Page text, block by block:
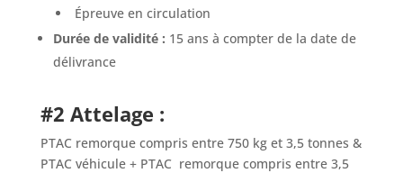
Épreuve en circulation
Durée de validité : 15 ans à compter de la date de
délivrance
#2 Attelage :
PTAC remorque compris entre 750 kg et 3,5 tonnes &
PTAC véhicule + PTAC remorque compris entre 3,5